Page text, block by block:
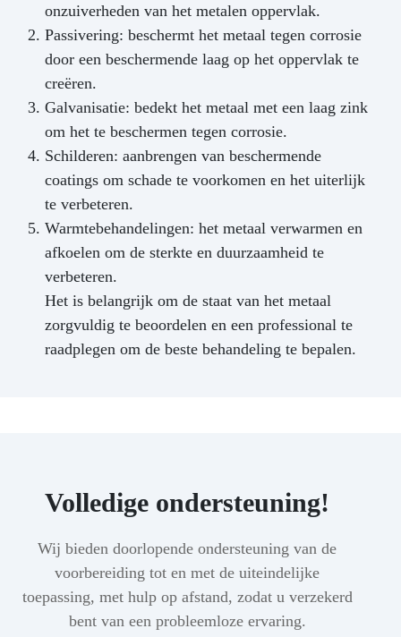
onzuiverheden van het metalen oppervlak.
Passivering: beschermt het metaal tegen corrosie
door een beschermende laag op het oppervlak te
creëren.
Galvanisatie: bedekt het metaal met een laag zink
om het te beschermen tegen corrosie.
Schilderen: aanbrengen van beschermende
coatings om schade te voorkomen en het uiterlijk
te verbeteren.
Warmtebehandelingen: het metaal verwarmen en
afkoelen om de sterkte en duurzaamheid te
verbeteren.
Het is belangrijk om de staat van het metaal
zorgvuldig te beoordelen en een professional te
raadplegen om de beste behandeling te bepalen.
Volledige ondersteuning!
Wij bieden doorlopende ondersteuning van de
voorbereiding tot en met de uiteindelijke
toepassing, met hulp op afstand, zodat u verzekerd
bent van een probleemloze ervaring.